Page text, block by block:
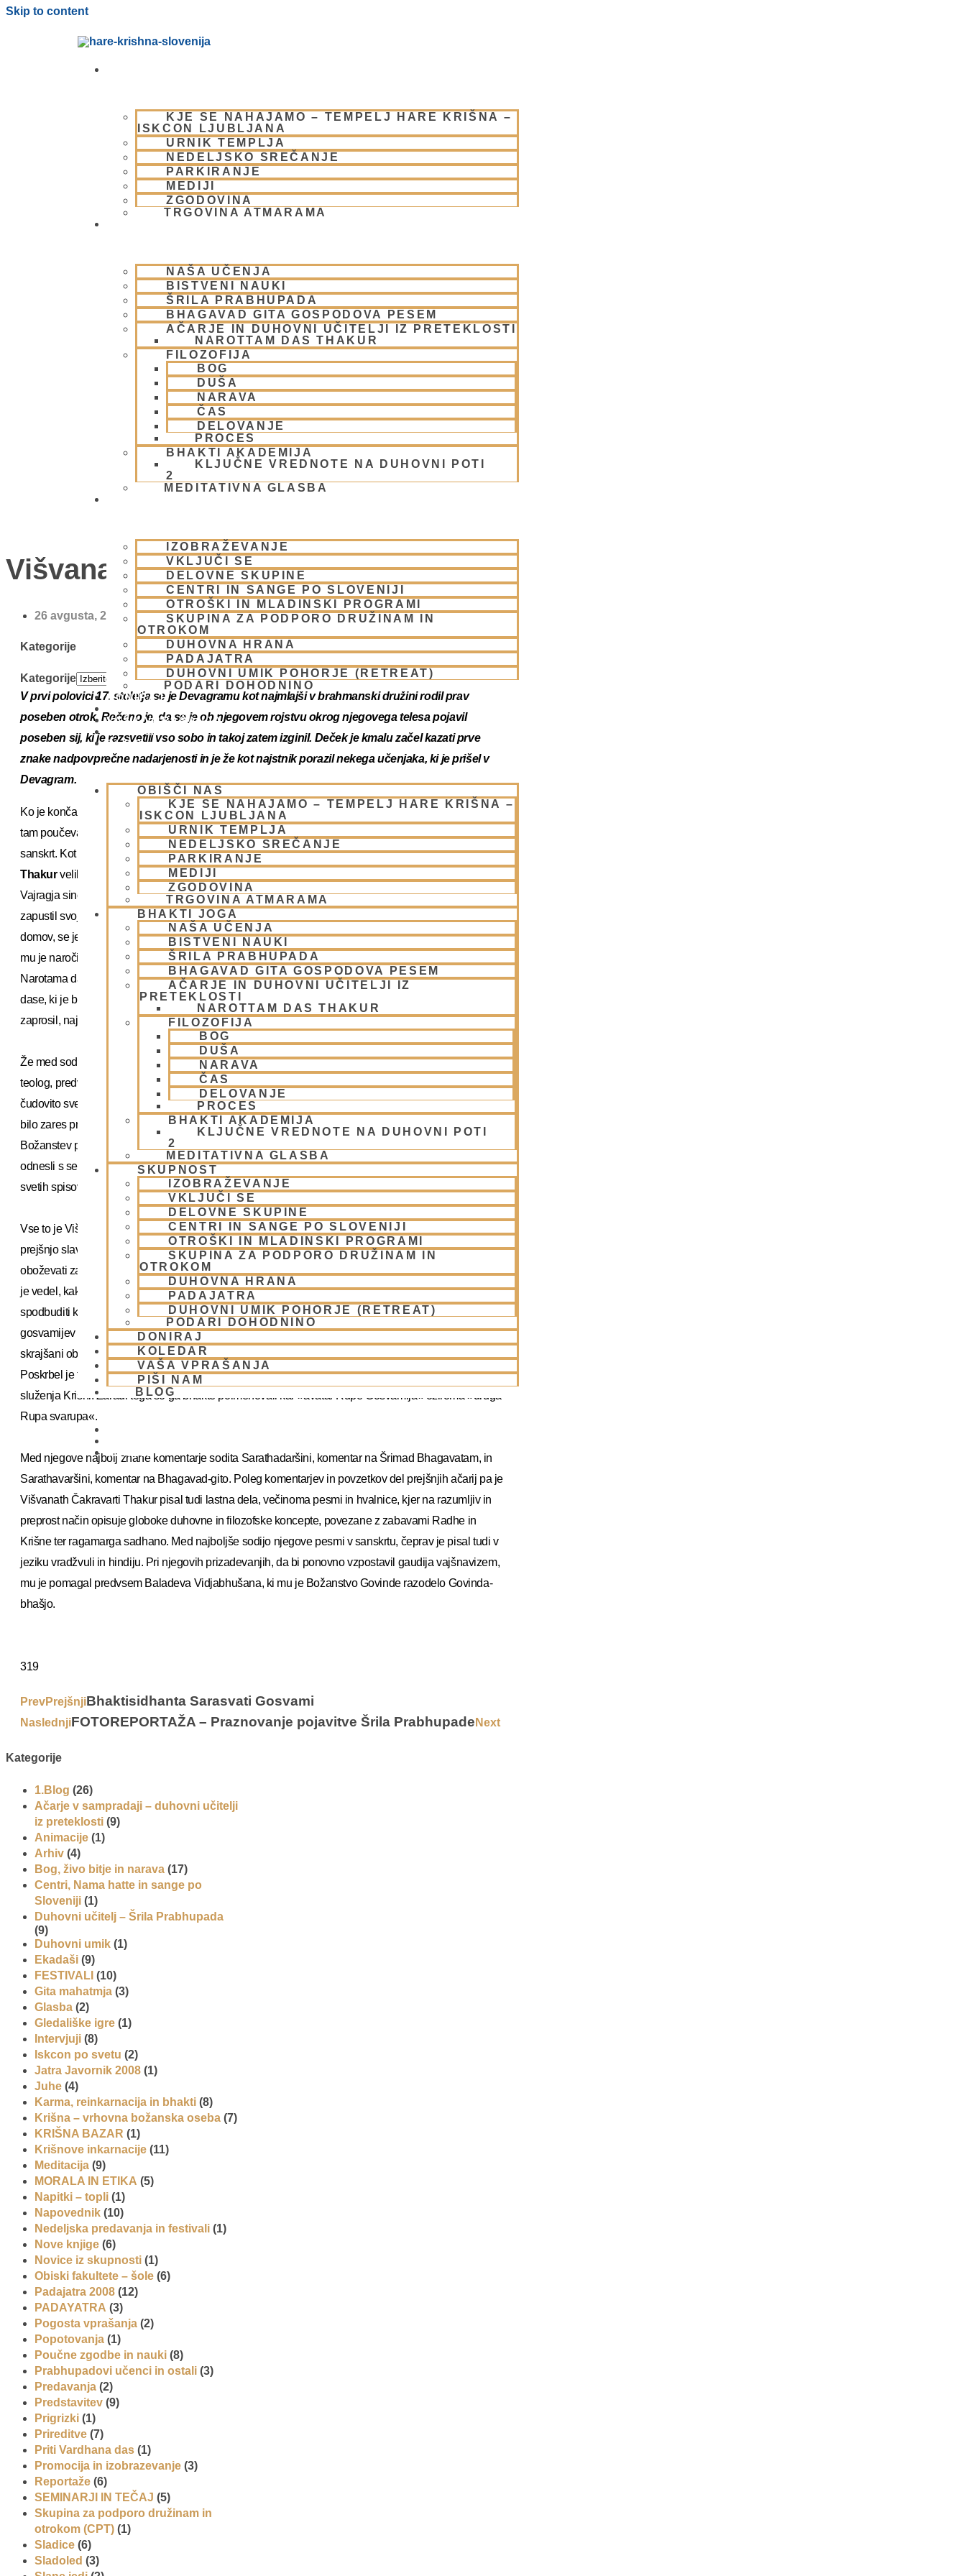
Skip to content
KJE SE NAHAJAMO – TEMPELJ HARE KRIŠNA –
ISKCON LJUBLJANA
URNIK TEMPLJA
NEDELJSKO SREČANJE
PARKIRANJE
MEDIJI
ZGODOVINA
TRGOVINA ATMARAMA
NAŠA UČENJA
BISTVENI NAUKI
ŠRILA PRABHUPADA
BHAGAVAD GITA GOSPODOVA PESEM
AČARJE IN DUHOVNI UČITELJI IZ PRETEKLOSTI
NAROTTAM DAS THAKUR
FILOZOFIJA
BOG
DUŠA
NARAVA
ČAS
DELOVANJE
PROCES
BHAKTI AKADEMIJA
KLJUČNE VREDNOTE NA DUHOVNI POTI
2
MEDITATIVNA GLASBA
IZOBRAŽEVANJE
VKLJUČI SE
DELOVNE SKUPINE
CENTRI IN SANGE PO SLOVENIJI
OTROŠKI IN MLADINSKI PROGRAMI
SKUPINA ZA PODPORO DRUŽINAM IN
OTROKOM
DUHOVNA HRANA
PADAJATRA
DUHOVNI UMIK POHORJE (RETREAT)
PODARI DOHODNINO
DONIRAJ
VAŠA VPRAŠANJA
PIŠI NAM
BLOG
OBIŠČI NAS
KJE SE NAHAJAMO – TEMPELJ HARE KRIŠNA –
ISKCON LJUBLJANA
URNIK TEMPLJA
NEDELJSKO SREČANJE
PARKIRANJE
MEDIJI
ZGODOVINA
TRGOVINA ATMARAMA
BHAKTI JOGA
NAŠA UČENJA
BISTVENI NAUKI
ŠRILA PRABHUPADA
BHAGAVAD GITA GOSPODOVA PESEM
AČARJE IN DUHOVNI UČITELJI IZ
PRETEKLOSTI
NAROTTAM DAS THAKUR
FILOZOFIJA
BOG
DUŠA
NARAVA
ČAS
DELOVANJE
PROCES
BHAKTI AKADEMIJA
KLJUČNE VREDNOTE NA DUHOVNI POTI
2
MEDITATIVNA GLASBA
SKUPNOST
IZOBRAŽEVANJE
VKLJUČI SE
DELOVNE SKUPINE
CENTRI IN SANGE PO SLOVENIJI
OTROŠKI IN MLADINSKI PROGRAMI
SKUPINA ZA PODPORO DRUŽINAM IN
OTROKOM
DUHOVNA HRANA
PADAJATRA
DUHOVNI UMIK POHORJE (RETREAT)
PODARI DOHODNINO
DONIRAJ
KOLEDAR
VAŠA VPRAŠANJA
PIŠI NAM
BLOG
01 431 21 24
Višvanath Čakravarti Thakur
26 avgusta, 2008
Kategorije
Kategorije
V prvi polovici 17. stoletja se je Devagramu kot najmlajši v brahmanski družini rodil prav
poseben otrok. Rečeno je, da se je ob njegovem rojstvu okrog njegovega telesa pojavil
poseben sij, ki je razsvetlil vso sobo in takoj zatem izginil. Deček je kmalu začel kazati prve
znake nadpovprečne nadarjenosti in je že kot najstnik porazil nekega učenjaka, ki je prišel v
Devagram.
Ko je končal šolanje v svojem rojstnem mestu, je odšel v Saidavad, čeprav ni povsem jasno, ali ga je
tam poučeval Ganganarajan Čakravarti ali njegov učenec Krišnačaran. Zelo mlad je odprl šolo za
sanskrt. Kot njegova starejša brata Ramabhadra in Raghunath je bil tudiVišvanath Čakravarti
Thakurvelik učenjak in teolog, njegova bhakti pa se je vse bolj in bolj razcvetala. Ker sta Gjan in
Vajragja sinova Bhakti devi, je bil Višvanath že od rane mladosti precej odvojen in je zelo zgodaj
zapustil svojo družino ter odpotoval v Vrindavan. Čeprav so ga tamkajšnji bhakte napotili nazaj
domov, se je že po eni noči vrnil in na obali Radhakunde začel prepisovati Šrimad Bhagavatam, kot
mu je naročil njegov duhovni učitelj Radharaman, ki je sam pripadal duhovnemu nasledstvu
Narotama das Thakurja. Ob Radhakundi je Višvanath Čakravarti Takhur poiskal zavetje Mukunda
dase, ki je bil velik pesnik in učenec slavnega Krišnadasa Kaviradže. Mukunda das ga je kasneje celo
zaprosil, naj dokonča nekaj njegovih pesmi.
Že med sodobniki se je Višvanath Čakravarti Thakur izkazal kot pesnik, glasbenik, mislec, učenjak in
teolog, predvsem pa kot velik bhakta in pridigar. Kmalu po prihodu v Vrindavan je opazil, da je to
čudovito sveto mesto po odhodu šestih gosvamijev znova skrilo svojo lepoto. Stanje v Vrindavanu je
bilo zares pretresljivo. Po vdoru muslimanov je bila večina templjev in mathov porušenih, nekaj
Božanstev pa je celo ostalo samih in brez pudžarijev in rednih daritev. Druga Božanstva so pudžariji
odnesli s seboj in jih skrili izven Vrindavana. Bhakte so živeli v nenehnem strahu in niso preučevali
svetih spisov.
Vse to je Višvanath Čakravarti Thakurja navdahnilo z željo, da bi svetemu mestu povrnil njegovo
prejšnjo slavo. Na njegovo pobudo so prenovili številne templje, odprli nove mathe ter začeli znova
oboževati zapuščena Božanstva. Sam je celo inštaliral Božanstvo Gokulanande in Ga oboževal. Ker
je vedel, kako pomembno je globoko razumevanje filozofije znanosti zavesti Krišne, je želel bhakte
spodbuditi k preučevanju velikih del, ki so nam jih zapustile vzvišeni ačarje. Ker so bila dela
gosvamijev obsežna in večinoma pisana v kompleksnem sanskrtu, jih je povzel v razumljivi in
skrajšani obliki in jih opremil s preprostimi, a globokimi komentarji, ter jih tako približal mnogim.
Poskrbel je tudi, da so knjige prišle do bralcev in celo organiziral predavanja in razprave o znanosti
služenja Krišni. Zaradi tega so ga bhakte poimenovali kar »avatar Rupe Gosvamija« oziroma »druga
Rupa svarupa«.
Med njegove najbolj znane komentarje sodita Sarathadaršini, komentar na Šrimad Bhagavatam, in
Sarathavaršini, komentar na Bhagavad-gito. Poleg komentarjev in povzetkov del prejšnjih ačarij pa je
Višvanath Čakravarti Thakur pisal tudi lastna dela, večinoma pesmi in hvalnice, kjer na razumljiv in
preprost način opisuje globoke duhovne in filozofske koncepte, povezane z zabavami Radhe in
Krišne ter ragamarga sadhano. Med najboljše sodijo njegove pesmi v sanskrtu, čeprav je pisal tudi v
jeziku vradžvuli in hindiju. Pri njegovih prizadevanjih, da bi ponovno vzpostavil gaudija vajšnavizem,
mu je pomagal predvsem Baladeva Vidjabhušana, ki mu je Božanstvo Govinde razodelo Govinda-
bhašjo.
319
PrevPrejšnjiBhaktisidhanta Sarasvati Gosvami
NaslednjiFOTOREPORTAŽA – Praznovanje pojavitve Šrila Prabhupade Next
Kategorije
1.Blog (26)
Ačarje v sampradaji – duhovni učitelji
iz preteklosti (9)
Animacije (1)
Arhiv (4)
Bog, živo bitje in narava (17)
Centri, Nama hatte in sange po
Sloveniji (1)
Duhovni učitelj – Šrila Prabhupada
(9)
Duhovni umik (1)
Ekadaši (9)
FESTIVALI (10)
Gita mahatmja (3)
Glasba (2)
Gledališke igre (1)
Intervjuji (8)
Iskcon po svetu (2)
Jatra Javornik 2008 (1)
Juhe (4)
Karma, reinkarnacija in bhakti (8)
Krišna – vrhovna božanska oseba (7)
KRIŠNA BAZAR (1)
Krišnove inkarnacije (11)
Meditacija (9)
MORALA IN ETIKA (5)
Napitki – topli (1)
Napovednik (10)
Nedeljska predavanja in festivali (1)
Nove knjige (6)
Novice iz skupnosti (1)
Obiski fakultete – šole (6)
Padajatra 2008 (12)
PADAYATRA (3)
Pogosta vprašanja (2)
Popotovanja (1)
Poučne zgodbe in nauki (8)
Prabhupadovi učenci in ostali (3)
Predavanja (2)
Predstavitev (9)
Prigrizki (1)
Prireditve (7)
Priti Vardhana das (1)
Promocija in izobrazevanje (3)
Reportaže (6)
SEMINARJI IN TEČAJ (5)
Skupina za podporo družinam in
otrokom (CPT) (1)
Sladice (6)
Sladoled (3)